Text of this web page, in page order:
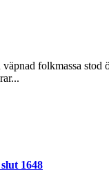
folkmassa
1648